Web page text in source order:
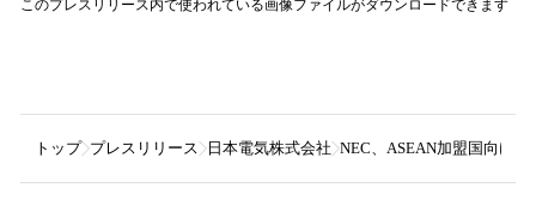
このプレスリリース内で使われている画像ファイルがダウンロードできます
トップ プレスリリース 日本電気株式会社 NEC、ASEAN加盟国向け